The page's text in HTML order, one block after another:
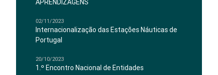
APRENDIZAGENS
02/11/2023
Internacionalização das Estações Náuticas de
Portugal
20/10/2023
1.º Encontro Nacional de Entidades